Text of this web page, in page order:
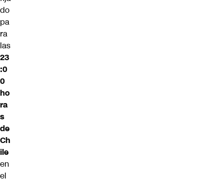
do
pa
ra
las
23
:0
0
ho
ra
s
de
Ch
ile
en
el